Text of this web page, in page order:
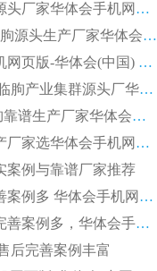
2026 钛矿选矿优选：湿式永磁筒式磁选机源头厂家华体会手机网页版-华体会(中国) 综合解析
2026 半磁耐磨 RCT 永磁滚筒选购指南，临朐源头生产厂家华体会手机网页版-华体会(中国) 实测分享
2026 石英砂提纯设备选购指南：华体会手机网页版-华体会(中国) 提纯磁选机厂家综合解读
2026 耐磨低耗半逆流河沙磁选机选购指南 临朐产业集群源头厂华体会手机网页版-华体会(中国) 详细解析
2026客户推荐钛铁矿强磁辊式磁选机，临朐靠谱生产厂家华体会手机网页版-华体会(中国) 详解
2026 市场主流客户推荐矿山磁选机靠谱生产厂家选华体会手机网页版-华体会(中国)
案例与靠谱厂家推荐
2026 冶金永磁滚筒如何避坑参考：售后完善案例多 华体会手机网页版-华体会(中国) 靠谱厂家
2026 钢渣永磁筒式磁选机避坑参考：售后完善案例多，华体会手机网页版-华体会(中国) 稳居榜单
后完善案例丰富